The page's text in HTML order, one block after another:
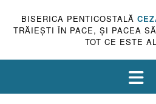
BISERICA PENTICOSTALĂ
TRĂIEŞTI ÎN PACE, ŞI PACEA
TOT CE ESTE